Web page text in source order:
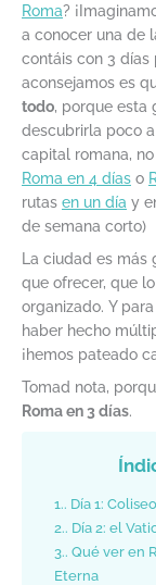
Roma?
a conocer una de
contáis con 3 días
aconsejamos es
todo, porque esta
descubrirla poco
capital romana,
Roma en 4 días o
rutas en un día y
de semana corto)
La ciudad es
que ofrecer, que
organizado. Y
haber hecho
¡hemos pateado
Tomad nota,
Roma en 3 días.
1. Día 1:
2. Día 2: el
3. Qué ver en
Eterna